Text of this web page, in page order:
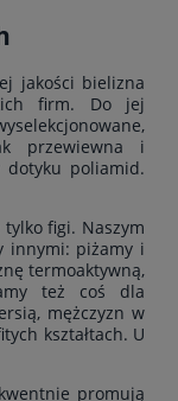
jakości bielizna
firm. Do jej
przewiewna i
dotyku poliamid.
figi. Naszym
innymi: piżamy i
termoaktywną,
też coś dla
mężczyzn w
kształtach. U
promują